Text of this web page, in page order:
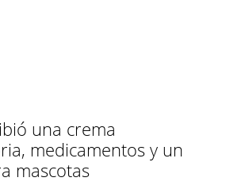
una crema
medicamentos y un
mascotas